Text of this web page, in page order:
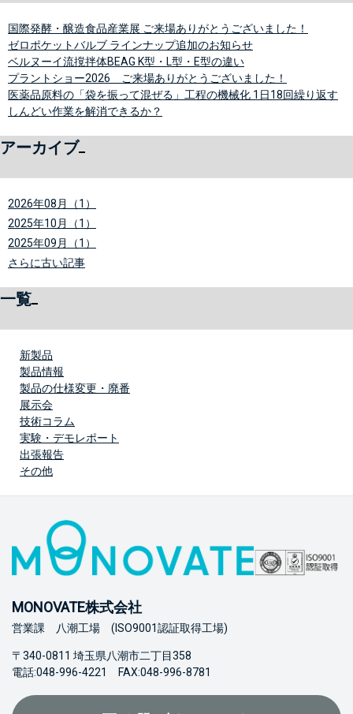
国際発酵・醸造食品産業展 ご来場ありがとうございました！
ゼロポケットバルブ ラインナップ追加のお知らせ
ベルヌーイ流撹拌体BEAG K型・L型・E型の違い
プラントショー2026 ご来場ありがとうございました！
医薬品原料の「袋を振って混ぜる」工程の機械化 1日18回繰り返す
しんどい作業を解消できるか？
アーカイブ
2026年08月（1）
2025年10月（1）
2025年09月（1）
さらに古い記事
一覧
新製品
製品情報
製品の仕様変更・廃番
展示会
技術コラム
実験・デモレポート
出張報告
その他
MONOVATE株式会社
営業課 八潮工場 (ISO9001認証取得工場)
〒340-0811 埼玉県八潮市二丁目358
電話:048-996-4221 FAX:048-996-8781